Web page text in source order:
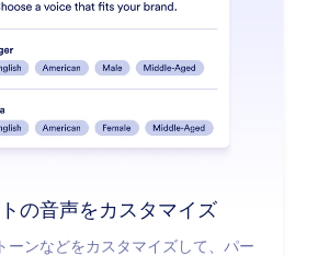
の音声をカスタマイズ
ーンなどをカスタマイズして、パー